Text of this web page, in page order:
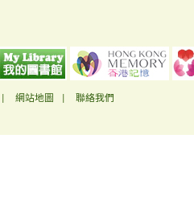
網站地圖 聯絡我們